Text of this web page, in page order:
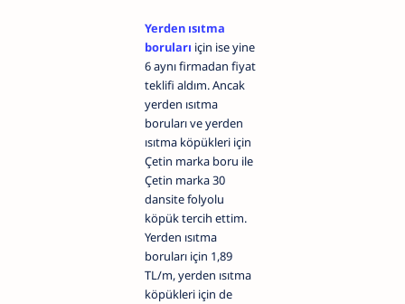
Yerden ısıtma
boruları için ise yine
6 aynı firmadan fiyat
teklifi aldım. Ancak
yerden ısıtma
boruları ve yerden
ısıtma köpükleri için
Çetin marka boru ile
Çetin marka 30
dansite folyolu
köpük tercih ettim.
Yerden ısıtma
boruları için 1,89
TL/m, yerden ısıtma
köpükleri için de